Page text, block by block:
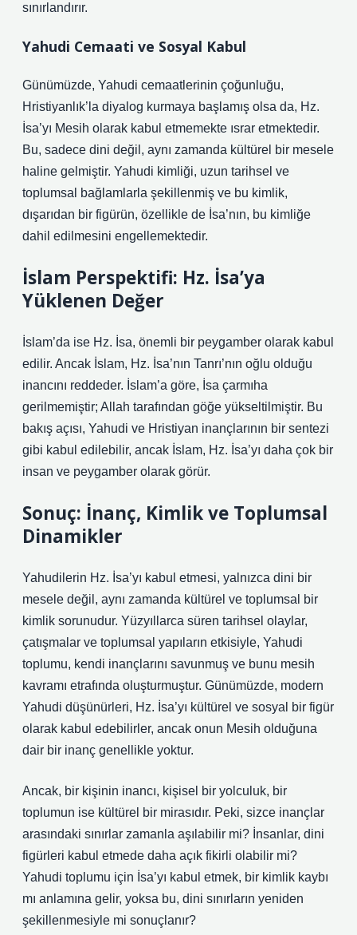
sınırlandırır.
Yahudi Cemaati ve Sosyal Kabul
Günümüzde, Yahudi cemaatlerinin çoğunluğu,
Hristiyanlık’la diyalog kurmaya başlamış olsa da, Hz.
İsa’yı Mesih olarak kabul etmemekte ısrar etmektedir.
Bu, sadece dini değil, aynı zamanda kültürel bir mesele
haline gelmiştir. Yahudi kimliği, uzun tarihsel ve
toplumsal bağlamlarla şekillenmiş ve bu kimlik,
dışarıdan bir figürün, özellikle de İsa’nın, bu kimliğe
dahil edilmesini engellemektedir.
İslam Perspektifi: Hz. İsa’ya
Yüklenen Değer
İslam’da ise Hz. İsa, önemli bir peygamber olarak kabul
edilir. Ancak İslam, Hz. İsa’nın Tanrı’nın oğlu olduğu
inancını reddeder. İslam’a göre, İsa çarmıha
gerilmemiştir; Allah tarafından göğe yükseltilmiştir. Bu
bakış açısı, Yahudi ve Hristiyan inançlarının bir sentezi
gibi kabul edilebilir, ancak İslam, Hz. İsa’yı daha çok bir
insan ve peygamber olarak görür.
Sonuç: İnanç, Kimlik ve Toplumsal
Dinamikler
Yahudilerin Hz. İsa’yı kabul etmesi, yalnızca dini bir
mesele değil, aynı zamanda kültürel ve toplumsal bir
kimlik sorunudur. Yüzyıllarca süren tarihsel olaylar,
çatışmalar ve toplumsal yapıların etkisiyle, Yahudi
toplumu, kendi inançlarını savunmuş ve bunu mesih
kavramı etrafında oluşturmuştur. Günümüzde, modern
Yahudi düşünürleri, Hz. İsa’yı kültürel ve sosyal bir figür
olarak kabul edebilirler, ancak onun Mesih olduğuna
dair bir inanç genellikle yoktur.
Ancak, bir kişinin inancı, kişisel bir yolculuk, bir
toplumun ise kültürel bir mirasıdır. Peki, sizce inançlar
arasındaki sınırlar zamanla aşılabilir mi? İnsanlar, dini
figürleri kabul etmede daha açık fikirli olabilir mi?
Yahudi toplumu için İsa’yı kabul etmek, bir kimlik kaybı
mı anlamına gelir, yoksa bu, dini sınırların yeniden
şekillenmesiyle mi sonuçlanır?